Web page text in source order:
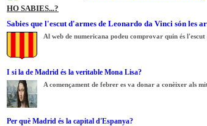
HO SABIES...?
Sabies que l'escut d'armes de Leonardo da Vinci són les
Al web de numericana podeu comprovar quin és
I si la de Madrid és la veritable Mona Lisa?
A començament de febrer es va donar a conèixer als
Per què Madrid és la capital d'Espanya?